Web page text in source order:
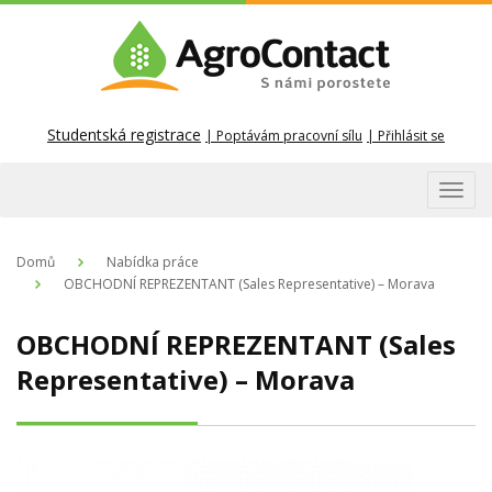
Studentská registrace Poptávám pracovní sílu Přihlásit se
Domů
Nabídka práce
OBCHODNÍ REPREZENTANT (Sales Representative) – Morava
OBCHODNÍ REPREZENTANT (Sales
Representative) – Morava